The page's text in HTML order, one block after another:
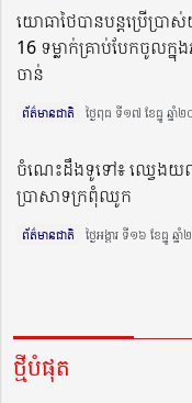
យោធាថៃបានបន្តប្រើប្រា
16 ទម្លាក់គ្រាប់បែកចូលក្នុ
ចាន់
ព័ត៌មានជាតិ ថ្ងៃពុធ ទី១៧ ខែធ្នូ ឆ្នាំ
ចំណេះដឹងទូទៅ៖ ឈ្វេងយល់
ប្រាសាទក្រពុំឈូក
ព័ត៌មានជាតិ ថ្ងៃអង្គារ ទី១៦ ខែធ្នូ ឆ្
ថ្មីបំផុត